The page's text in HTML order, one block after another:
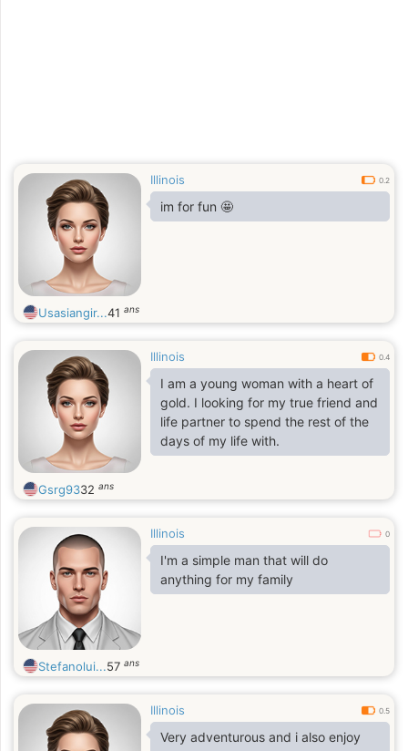
Illinois 0.2
im for fun 🤩
Usasiangir...41 ans
Illinois 0.4
I am a young woman with a heart of
gold. I looking for my true friend and
life partner to spend the rest of the
days of my life with.
Gsrg9332 ans
Illinois 0
I'm a simple man that will do
anything for my family
Stefanolui...57 ans
Illinois 0.5
Very adventurous and i also enjoy